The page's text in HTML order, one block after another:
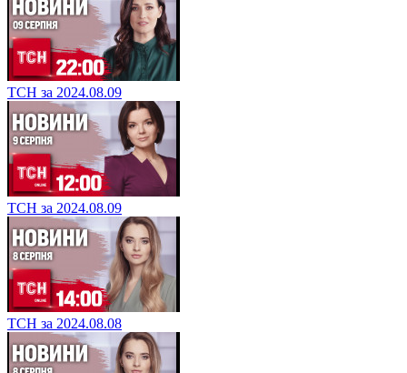
ТСН за 2024.08.09
ТСН за 2024.08.09
ТСН за 2024.08.08